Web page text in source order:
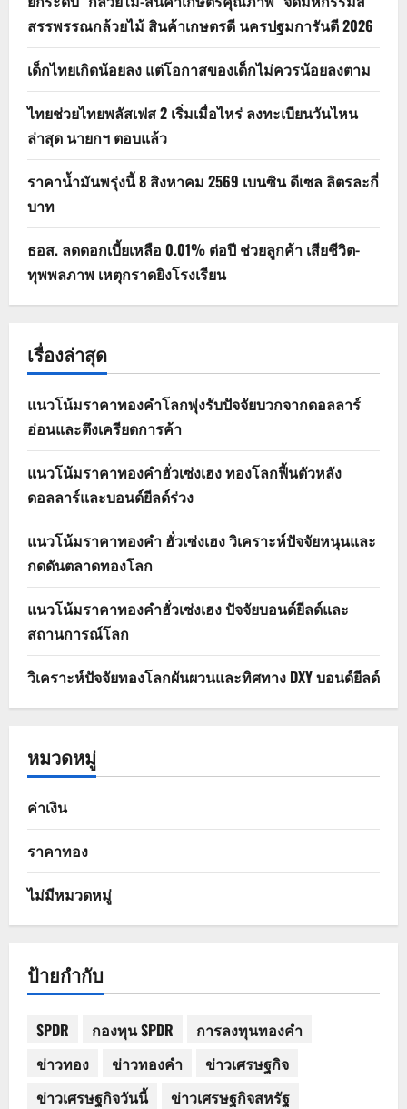
สรรพรรณกล้วยไม้ สินค้าเกษตรดี นครปฐมการันตี 2026
เด็กไทยเกิดน้อยลง แต่โอกาสของเด็กไม่ควรน้อยลงตาม
ไทยช่วยไทยพลัสเฟส 2 เริ่มเมื่อไหร่ ลงทะเบียนวันไหน
ล่าสุด นายกฯ ตอบแล้ว
ราคาน้ำมันพรุ่งนี้ 8 สิงหาคม 2569 เบนซิน ดีเซล ลิตรละกี่
บาท
ธอส. ลดดอกเบี้ยเหลือ 0.01% ต่อปี ช่วยลูกค้า เสียชีวิต-
ทุพพลภาพ เหตุกราดยิงโรงเรียน
เรื่องล่าสุด
แนวโน้มราคาทองคำโลกพุ่งรับปัจจัยบวกจากดอลลาร์
อ่อนและตึงเครียดการค้า
แนวโน้มราคาทองคำฮั่วเซ่งเฮง ทองโลกฟื้นตัวหลัง
ดอลลาร์และบอนด์ยีลด์ร่วง
แนวโน้มราคาทองคำ ฮั่วเซ่งเฮง วิเคราะห์ปัจจัยหนุนและ
กดดันตลาดทองโลก
แนวโน้มราคาทองคำฮั่วเซ่งเฮง ปัจจัยบอนด์ยีลด์และ
สถานการณ์โลก
วิเคราะห์ปัจจัยทองโลกผันผวนและทิศทาง DXY บอนด์ยีลด์
หมวดหมู่
ค่าเงิน
ราคาทอง
ไม่มีหมวดหมู่
ป้ายกำกับ
SPDR กองทุน SPDR
การลงทุนทองคำ
ข่าวทอง
ข่าวทองคำ
ข่าวเศรษฐกิจ
ข่าวเศรษฐกิจวันนี้
ข่าวเศรษฐกิจสหรัฐ